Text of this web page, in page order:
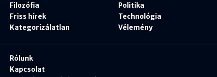
Filozófia
Friss hírek
Kategorizálatlan
Politika
Technológia
Vélemény
Rólunk
Kapcsolat